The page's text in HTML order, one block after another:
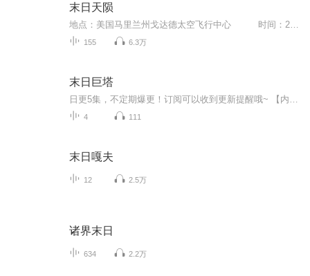
末日天陨
155 6.3万
末日巨塔
4 111
末日嘎夫
12 2.5万
诸界末日
634 2.2万